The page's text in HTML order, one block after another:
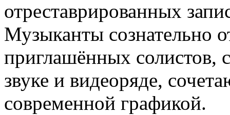
отреставрированных
Музыканты сознательно
приглашённых солистов,
звуке и видеоряде,
современной графикой.